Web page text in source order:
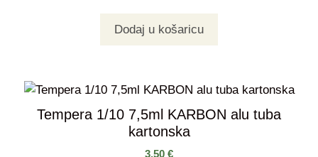
Dodaj u košaricu
Tempera 1/10 7,5ml KARBON alu tuba
kartonska
3,50 €